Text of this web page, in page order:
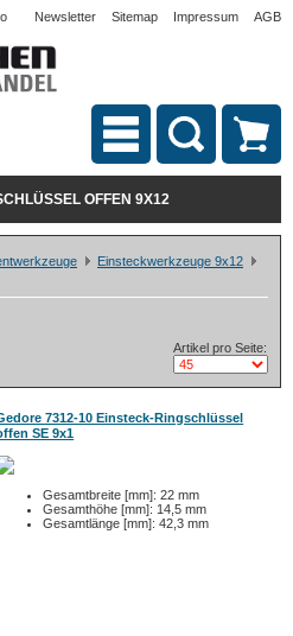
Newsletter Sitemap Impressum AGB
OFFEN 9X12
Einsteckwerkzeuge 9x12
Artikel pro Seite:
7312-10 Einsteck-Ringschlüssel
SE 9x1
Gesamtbreite [mm]: 22 mm
Gesamthöhe [mm]: 14,5 mm
Gesamtlänge [mm]: 42,3 mm